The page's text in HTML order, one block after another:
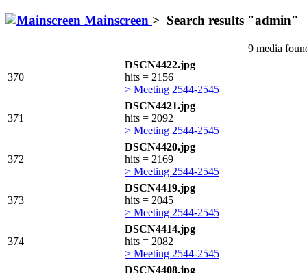
Mainscreen > Search results "admin"
9 media
370
DSCN4422.jpg
hits = 2156
> Meeting 2544-2545
371
DSCN4421.jpg
hits = 2092
> Meeting 2544-2545
372
DSCN4420.jpg
hits = 2169
> Meeting 2544-2545
373
DSCN4419.jpg
hits = 2045
> Meeting 2544-2545
374
DSCN4414.jpg
hits = 2082
> Meeting 2544-2545
DSCN4408.jpg